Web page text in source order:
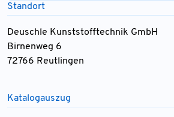
Standort
Deuschle Kunststofftechnik GmbH
Birnenweg 6
72766 Reutlingen
Katalogauszug